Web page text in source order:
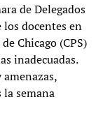
de Delegados
los docentes en
Chicago (CPS)
inadecuadas.
la semana